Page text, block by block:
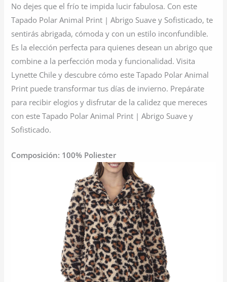
No dejes que el frío te impida lucir fabulosa. Con este
Tapado Polar Animal Print | Abrigo Suave y Sofisticado, te
sentirás abrigada, cómoda y con un estilo inconfundible.
Es la elección perfecta para quienes desean un abrigo que
combine a la perfección moda y funcionalidad. Visita
Lynette Chile y descubre cómo este Tapado Polar Animal
Print puede transformar tus días de invierno. Prepárate
para recibir elogios y disfrutar de la calidez que mereces
con este Tapado Polar Animal Print | Abrigo Suave y
Sofisticado.
Composición: 100% Poliester